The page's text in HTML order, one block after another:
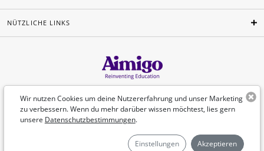
Wir nutzen Cookies um deine Nutzererfahrung und unser Marketing
zu verbessern. Wenn du mehr darüber wissen möchtest, lies gern
unsere Datenschutzbestimmungen.
Einstellungen Akzeptieren
NÜTZLICHE LINKS
Deutsch
©Aimigo 2026